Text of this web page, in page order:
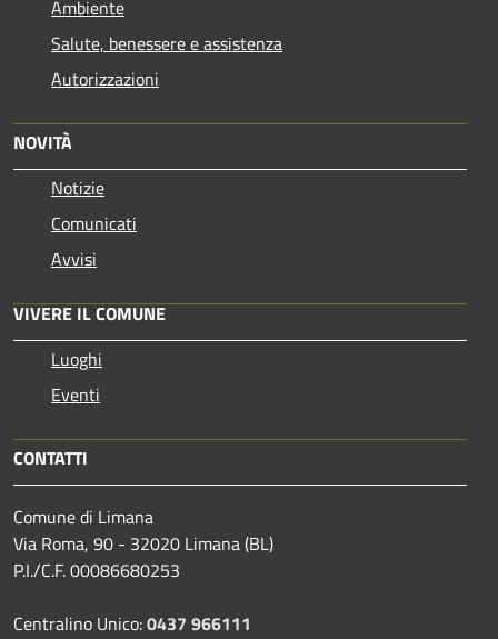
Ambiente
Salute, benessere e assistenza
Autorizzazioni
NOVITÀ
Notizie
Comunicati
Avvisi
VIVERE IL COMUNE
Luoghi
Eventi
CONTATTI
Comune di Limana
Via Roma, 90 - 32020 Limana (BL)
P.I./C.F. 00086680253
Centralino Unico:0437 966111